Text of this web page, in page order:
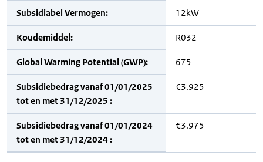
Subsidiabel Vermogen: 12kW
Koudemiddel: R032
Global Warming Potential (GWP): 675
Subsidiebedrag vanaf 01/01/2025
tot en met 31/12/2025 :
€3.925
Subsidiebedrag vanaf 01/01/2024
tot en met 31/12/2024 :
€3.975